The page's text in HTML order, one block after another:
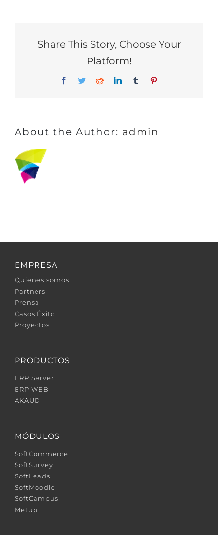
servicio
a
mi
Share This Story, Choose Your
Platform!
Facebook
TwitterReddit LinkedIn
Tumblr
About the Author: admin
EMPRESA
Quienes somos
Partners
Prensa
Casos Éxito
Proyectos
PRODUCTOS
ERP Server
ERP WEB
AKAUD
MÓDULOS
SoftCommerce
SoftSurvey
SoftLeads
SoftMoodle
SoftCampus
Metup